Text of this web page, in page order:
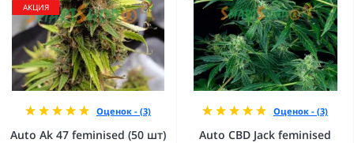
АКЦИЯ
Оценок - (3)
Auto Ak 47 feminised (50 шт)
Оценок - (3)
Auto CBD Jack feminised